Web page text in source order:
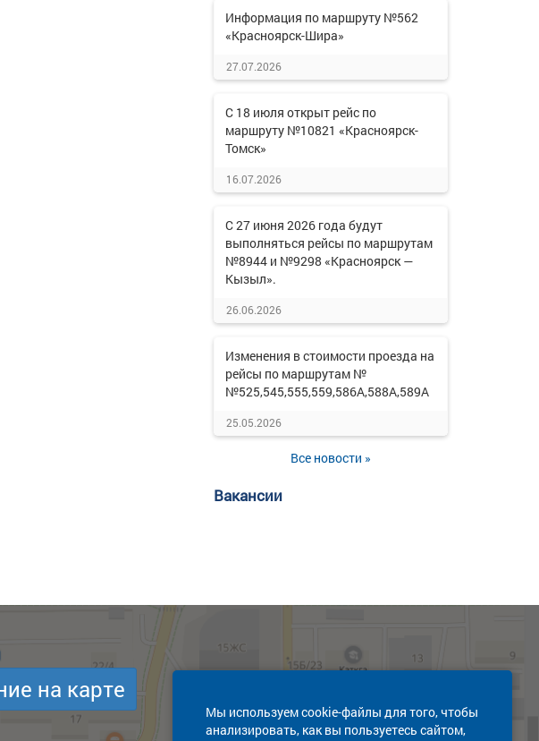
Информация по маршруту №562
«Красноярск-Шира»
27.07.2026
С 18 июля открыт рейс по
маршруту №10821 «Красноярск-
Томск»
16.07.2026
С 27 июня 2026 года будут
выполняться рейсы по маршрутам
№8944 и №9298 «Красноярск —
Кызыл».
26.06.2026
Изменения в стоимости проезда на
рейсы по маршрутам №
№525,545,555,559,586А,588А,589А
25.05.2026
Все новости »
Вакансии
Мы используем cookie-файлы для того, чтобы
анализировать, как вы пользуетесь сайтом,
на карте